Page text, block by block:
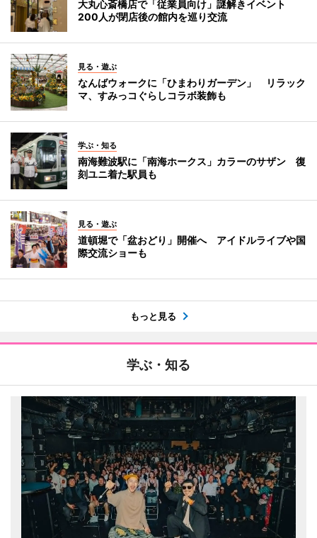
大丸心斎橋店で「従業員向け」謎解きイベント
200人が閉店後の館内を巡り交流
見る・遊ぶ
なんばウォークに「ひまわりガーデン」 リラック
マ、すみっコぐらしコラボ装飾も
学ぶ・知る
南海難波駅に「南海ホークス」カラーのサザン 復
刻ユニ着た駅員も
見る・遊ぶ
道頓堀で「盆おどり」開催へ アイドルライブや国
際交流ショーも
もっと見る
学ぶ・知る